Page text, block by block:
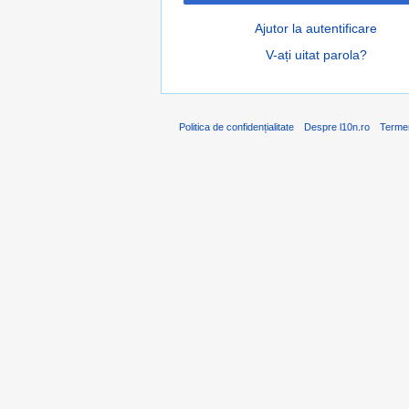
Ajutor la autentificare
V-ați uitat parola?
Politica de confidențialitate Despre l10n.ro